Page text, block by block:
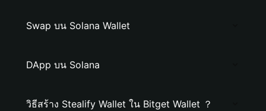
Swap บน Solana Wallet
DApp บน Solana
วิธีสร้าง Stealify Wallet ใน Bitget Wallet ？